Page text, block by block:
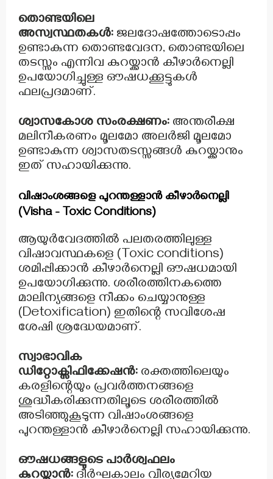
തൊണ്ടയിലെ
അസ്വസ്ഥതകൾ: ജലദോഷത്തോടൊപ്പം
ഉണ്ടാകുന്ന തൊണ്ടവേദന, തൊണ്ടയിലെ
തടസ്സം എന്നിവ കുറയ്ക്കാൻ കീഴാർനെല്ലി
ഉപയോഗിച്ചുള്ള ഔഷധക്കൂട്ടുകൾ
ഫലപ്രദമാണ്.
ശ്വാസകോശ സംരക്ഷണം: അന്തരീക്ഷ
മലിനീകരണം മൂലമോ അലർജി മൂലമോ
ഉണ്ടാകുന്ന ശ്വാസതടസ്സങ്ങൾ കുറയ്ക്കാനും
ഇത് സഹായിക്കുന്നു.
വിഷാംശങ്ങളെ പുറന്തള്ളാൻ കീഴാർനെല്ലി
(Visha - Toxic Conditions)
ആയുർവേദത്തിൽ പലതരത്തിലുള്ള
വിഷാവസ്ഥകളെ (Toxic conditions)
ശമിപ്പിക്കാൻ കീഴാർനെല്ലി ഔഷധമായി
ഉപയോഗിക്കുന്നു. ശരീരത്തിനകത്തെ
മാലിന്യങ്ങളെ നീക്കം ചെയ്യാനുള്ള
(Detoxification) ഇതിന്റെ സവിശേഷ
ശേഷി ശ്രദ്ധേയമാണ്.
സ്വാഭാവിക
ഡിറ്റോക്സിഫിക്കേഷൻ: രക്തത്തിലെയും
കരളിന്റെയും പ്രവർത്തനങ്ങളെ
ശുദ്ധീകരിക്കുന്നതിലൂടെ ശരീരത്തിൽ
അടിഞ്ഞുകൂടുന്ന വിഷാംശങ്ങളെ
പുറന്തള്ളാൻ കീഴാർനെല്ലി സഹായിക്കുന്നു.
ഔഷധങ്ങളുടെ പാർശ്വഫലം